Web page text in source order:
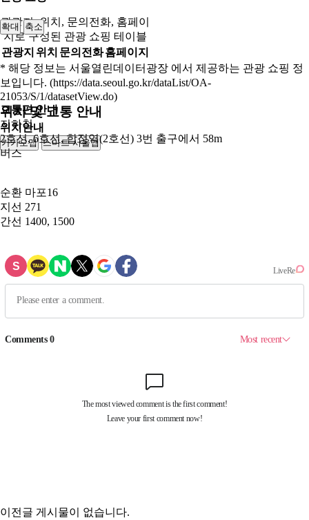
관광지, 위치, 문의전화, 홈페이
지로 구성된 관광 쇼핑 테이블
관광지 위치 문의전화홈페이지
* 해당 정보는 서울열린데이터광장 에서 제공하는 관광 쇼핑 정
보입니다. (https://data.seoul.go.kr/dataList/OA-
21053/S/1/datasetView.do)
위치 및 교통 안내
위치안내
카카오맵 스마트 서울맵
250m
확대 축소
교통편 안내
지하철
2호선, 6호선, 합정역(2호선) 3번 출구에서 58m
버스
순환 마포16
지선 271
간선 1400, 1500
이전글 게시물이 없습니다.